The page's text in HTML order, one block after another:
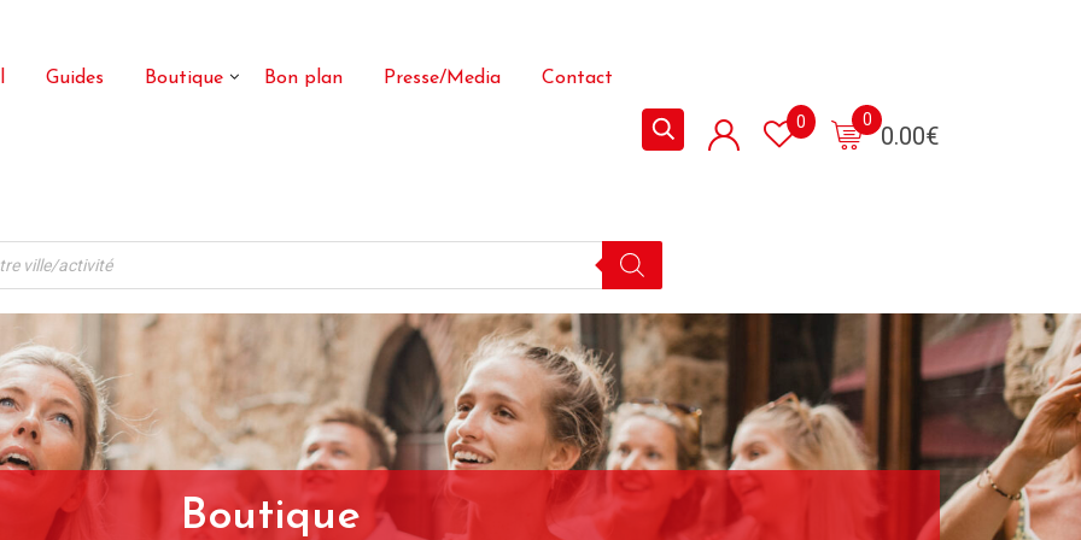
Guides Boutique Bon plan Presse/Media Contact
0.00€
0
0
Boutique